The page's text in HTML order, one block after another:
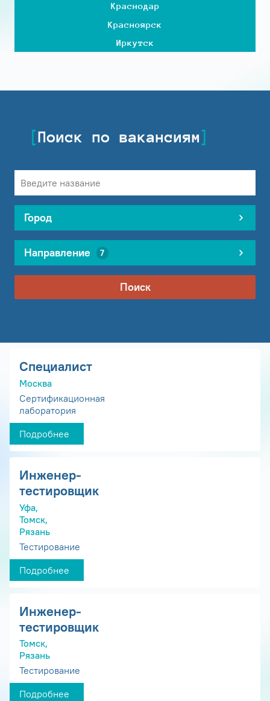
Краснодар
Красноярск
Иркутск
Поиск по вакансиям
Город
Направление 7
Поиск
Специалист
Москва
Сертификационная
лаборатория
Подробнее
Инженер-
тестировщик
Уфа,
Томск,
Рязань
Тестирование
Подробнее
Инженер-
тестировщик
Томск,
Рязань
Тестирование
Подробнее